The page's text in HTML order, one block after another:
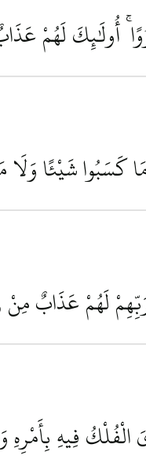
أُولَٰئِكَ لَهُمْ
شَيْئًا وَلَا
لَهُمْ عَذَابٌ مِنْ
فِيهِ